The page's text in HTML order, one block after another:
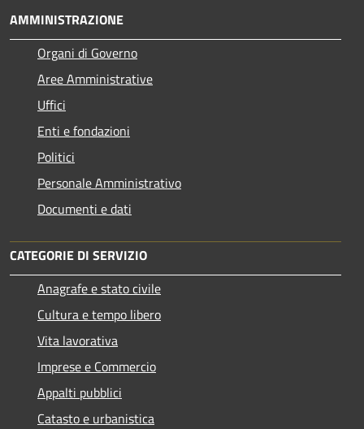
AMMINISTRAZIONE
Organi di Governo
Aree Amministrative
Uffici
Enti e fondazioni
Politici
Personale Amministrativo
Documenti e dati
CATEGORIE DI SERVIZIO
Anagrafe e stato civile
Cultura e tempo libero
Vita lavorativa
Imprese e Commercio
Appalti pubblici
Catasto e urbanistica